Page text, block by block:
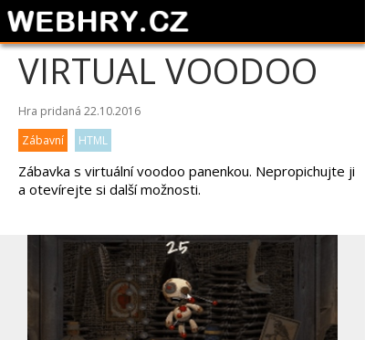
VIRTUAL VOODOO
Hra pridaná 22.10.2016
Zábavní
HTML
Zábavka s virtuální voodoo panenkou. Nepropichujte ji
a otevírejte si další možnosti.